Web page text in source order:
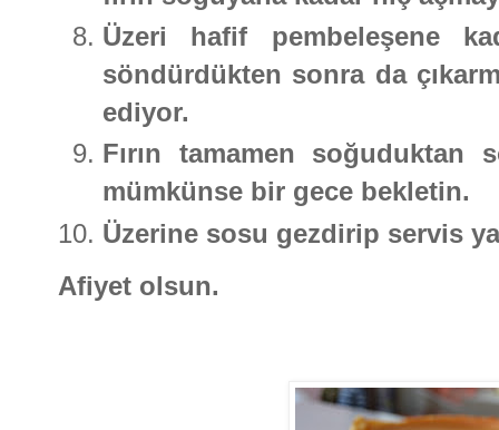
Üzeri hafif pembeleşene
söndürdükten sonra da
ediyor.
Fırın tamamen soğuduktan
mümkünse bir gece bekletin.
Üzerine sosu gezdirip servis
Afiyet olsun.